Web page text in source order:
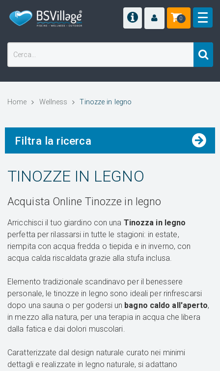
0
Home Wellness Tinozze in legno
Filtra la ricerca
TINOZZE IN LEGNO
Acquista Online Tinozze in legno
Arricchisci il tuo giardino con una Tinozza in legno
perfetta per rilassarsi in tutte le stagioni: in estate,
riempita con acqua fredda o tiepida e in inverno, con
acqua calda riscaldata grazie alla stufa inclusa.
Elemento tradizionale scandinavo per il benessere
personale, le tinozze in legno sono ideali per rinfrescarsi
dopo una sauna o per godersi un bagno caldo all'aperto,
in mezzo alla natura, per una terapia in acqua che libera
dalla fatica e dai dolori muscolari.
Caratterizzate dal design naturale curato nei minimi
dettagli e realizzate in legno naturale, si adattano